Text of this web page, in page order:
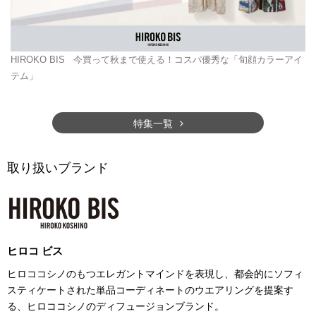
HIROKO BIS 今買って秋まで使える！コスパ優秀な「旬顔カラーアイ
テム」
特集一覧
取り扱いブランド
ヒロコ ビス
ヒロココシノのもつエレガントマインドを表現し、都会的にソフィ
スティケートされた単品コーディネートのウエアリングを提案す
る、ヒロココシノのディフュージョンブランド。